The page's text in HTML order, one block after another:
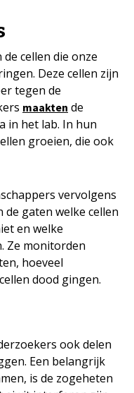
cellen die onze
Deze cellen zijn
tegen de
maakten de
in het lab. In hun
groeien, die ook
vervolgens
gaten welke cellen
en welke
Ze monitorden
hoeveel
dood gingen.
ook delen
Een belangrijk
is de zogeheten